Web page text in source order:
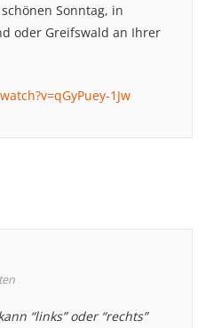
Sonntag, in
oder Greifswald an Ihrer
1Jw
“links” oder “rechts”